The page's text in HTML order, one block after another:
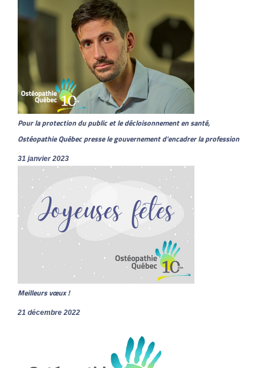
Pour la protection du public et le décloisonnement en santé,
Ostéopathie Québec presse le gouvernement d'encadrer la profession
31 janvier 2023
Meilleurs vœux !
21 décembre 2022